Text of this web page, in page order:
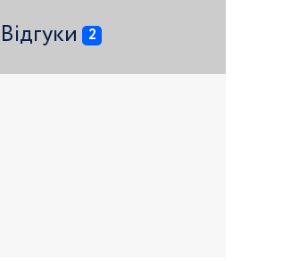
Відгуки 2